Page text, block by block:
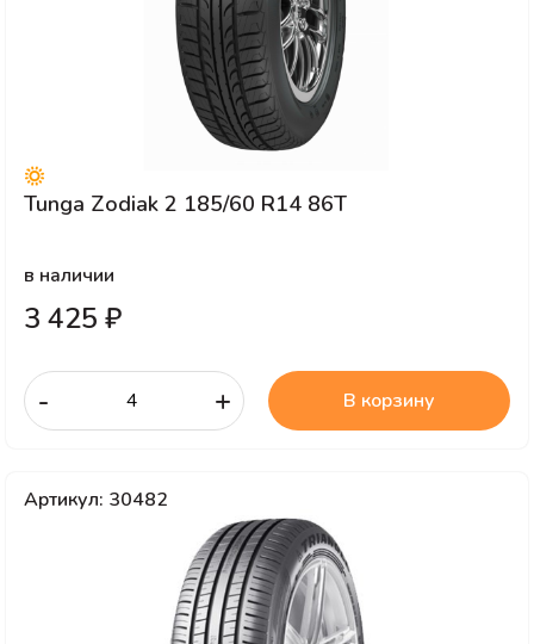
Tunga Zodiak 2 185/60 R14 86T
в наличии
3 425 ₽
- + В корзину
Артикул: 30482